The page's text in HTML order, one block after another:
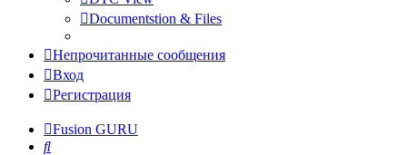
Documentstion & Files
Непрочитанные сообщения
Вход
Регистрация
Fusion GURU
Поиск